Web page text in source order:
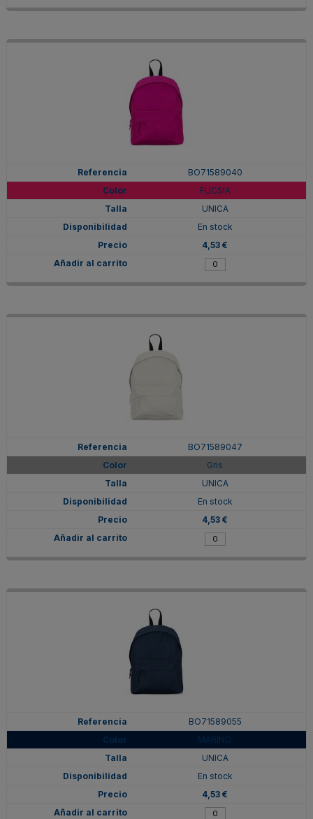
BO71589040
FUCSIA
UNICA
En stock
4,53 €
BO71589047
Gris
UNICA
En stock
4,53 €
BO71589055
MARINO
UNICA
En stock
4,53 €